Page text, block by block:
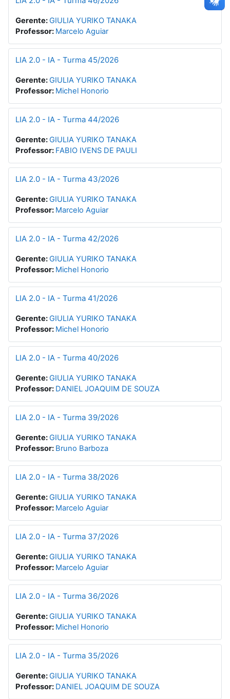
Gerente:GIULIA YURIKO TANAKA
Professor: Marcelo Aguiar
LIA 2.0 - IA - Turma 45/2026
Gerente:GIULIA YURIKO TANAKA
Professor: Michel Honorio
LIA 2.0 - IA - Turma 44/2026
Gerente:GIULIA YURIKO TANAKA
Professor: FABIO IVENS DE PAULI
LIA 2.0 - IA - Turma 43/2026
Gerente:GIULIA YURIKO TANAKA
Professor: Marcelo Aguiar
LIA 2.0 - IA - Turma 42/2026
Gerente:GIULIA YURIKO TANAKA
Professor: Michel Honorio
LIA 2.0 - IA - Turma 41/2026
Gerente:GIULIA YURIKO TANAKA
Professor: Michel Honorio
LIA 2.0 - IA - Turma 40/2026
Gerente:GIULIA YURIKO TANAKA
Professor: DANIEL JOAQUIM DE SOUZA
LIA 2.0 - IA - Turma 39/2026
Gerente:GIULIA YURIKO TANAKA
Professor: Bruno Barboza
LIA 2.0 - IA - Turma 38/2026
Gerente:GIULIA YURIKO TANAKA
Professor: Marcelo Aguiar
LIA 2.0 - IA - Turma 37/2026
Gerente:GIULIA YURIKO TANAKA
Professor: Marcelo Aguiar
LIA 2.0 - IA - Turma 36/2026
Gerente:GIULIA YURIKO TANAKA
Professor: Michel Honorio
LIA 2.0 - IA - Turma 35/2026
Gerente:GIULIA YURIKO TANAKA
Professor: DANIEL JOAQUIM DE SOUZA